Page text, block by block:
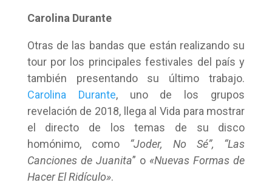
Carolina Durante
Otras de las bandas que están realizando su
tour por los principales festivales del país y
también presentando su último trabajo.
Carolina Durante, uno de los grupos
revelación de 2018, llega al Vida para mostrar
el directo de los temas de su disco
homónimo, como “Joder, No Sé”,
“Las
Canciones de Juanita” o «Nuevas Formas de
Hacer El Ridículo».